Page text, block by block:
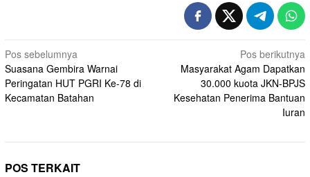
Navigasi
pos
Pos sebelumnya
Suasana Gembira Warnai
Peringatan HUT PGRI Ke-78 di
Kecamatan Batahan
Pos berikutnya
Masyarakat Agam Dapatkan
30.000 kuota JKN-BPJS
Kesehatan Penerima Bantuan
Iuran
POS TERKAIT